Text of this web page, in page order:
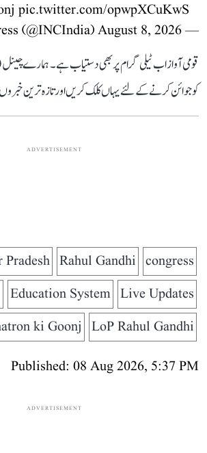
pic.twitter.com/opwpXCuKwS
— Congress (@INCIndia)
August 8, 2026
قومی آواز اب ٹیلی گرام پر بھی دستیاب ہے۔ ہمارے
کو جوائن کرنے کے لئے یہاں کلک کریں اور تازہ ترین
ADVERTISEMENT
congress
Rahul Gandhi
Pradesh
Live Updates
Education System
LoP Rahul Gandhi
ki Goonj
Published: 08 Aug 2026, 5:37 PM
ADVERTISEMENT